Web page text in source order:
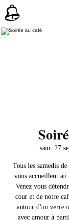
sam. 27
Tous les samedis
vous accueillent au
Venez vous
cour et de notre
autour d'un verre
avec amour à